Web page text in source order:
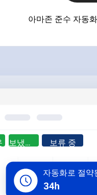
아마존 준수 자동
자동화로 절약
보냈습니다. 보류 중